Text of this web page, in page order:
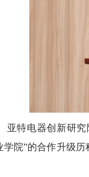
亚特电器创新研
学院”的合作升级